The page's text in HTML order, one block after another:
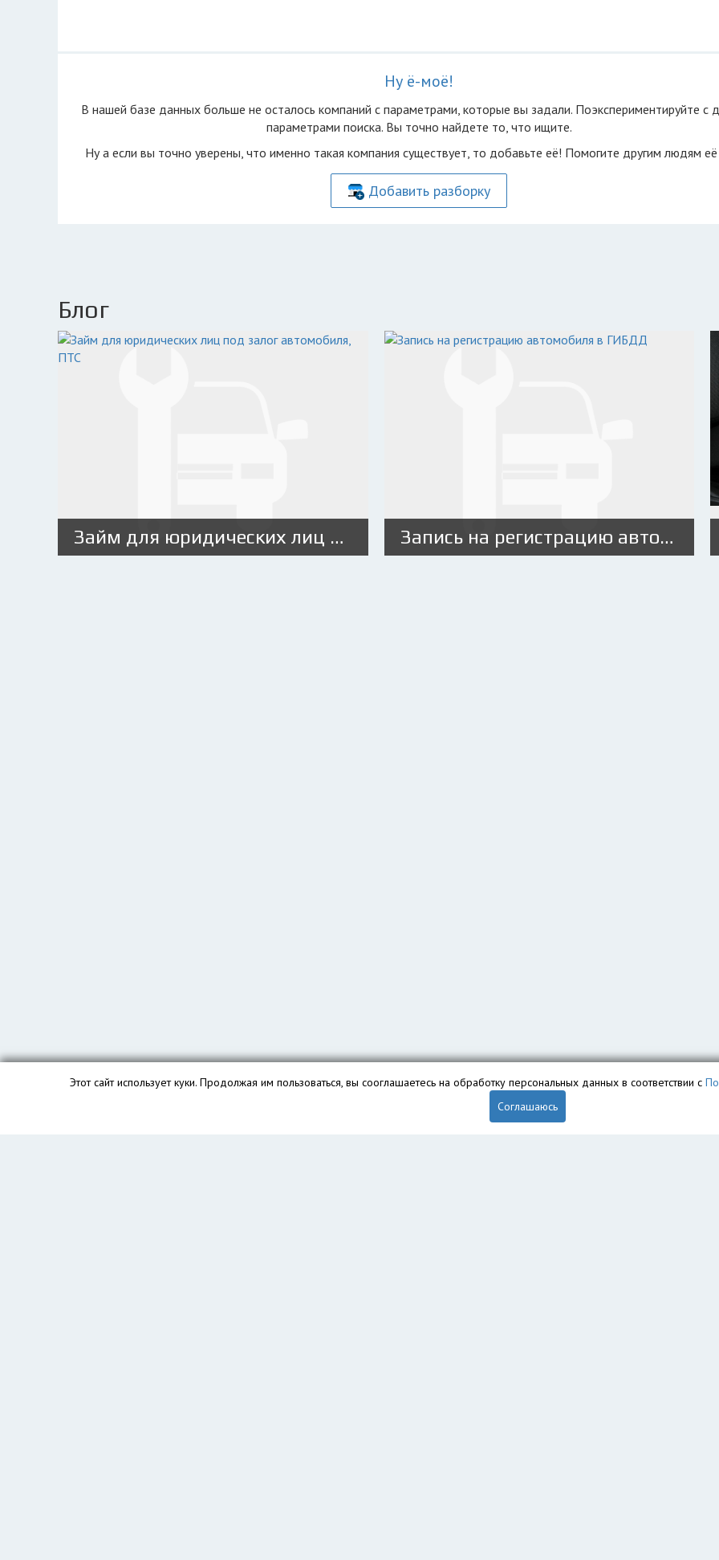
Ну ё-моё!
В нашей базе данных больше не осталоcь компаний с параметрами, которые вы задали. Поэкспериментируйте с
параметрами поиска. Вы точно найдете то, что ищите.
Ну а если вы точно уверены, что именно такая компания существует, то добавьте её! Помогите другим людям
Добавить разборку
Блог
Займ для юридических лиц под залог автомобиля, ПТС Запись на регистрацию автомобиля в ГИБДД
Этот сайт использует куки. Продолжая им пользоваться, вы сооглашаетесь на обработку персональных данных в соответствии с
Соглашаюсь